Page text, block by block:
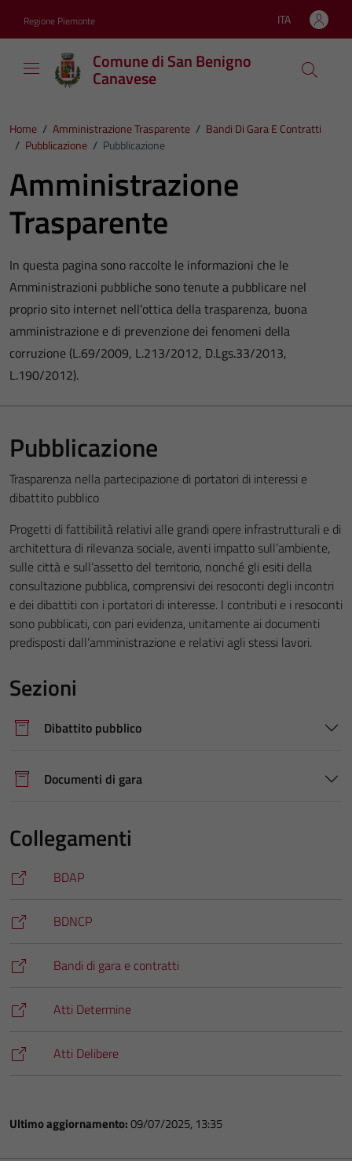
Regione Piemonte Lingua attiva:
ITA
Comune di San Benigno
Canavese
Home / Amministrazione Trasparente / Bandi Di Gara E Contratti
/ Pubblicazione / Pubblicazione
Amministrazione
Trasparente
In questa pagina sono raccolte le informazioni che le
Amministrazioni pubbliche sono tenute a pubblicare nel
proprio sito internet nell’ottica della trasparenza, buona
amministrazione e di prevenzione dei fenomeni della
corruzione (L.69/2009, L.213/2012, D.Lgs.33/2013,
L.190/2012).
Pubblicazione
Trasparenza nella partecipazione di portatori di interessi e
dibattito pubblico
Progetti di fattibilità relativi alle grandi opere infrastrutturali e di
architettura di rilevanza sociale, aventi impatto sull’ambiente,
sulle città e sull’assetto del territorio, nonché gli esiti della
consultazione pubblica, comprensivi dei resoconti degli incontri
e dei dibattiti con i portatori di interesse. I contributi e i resoconti
sono pubblicati, con pari evidenza, unitamente ai documenti
predisposti dall’amministrazione e relativi agli stessi lavori.
Sezioni
Dibattito pubblico
Documenti di gara
Collegamenti
BDAP
BDNCP
Bandi di gara e contratti
Atti Determine
Atti Delibere
Ultimo aggiornamento:09/07/2025, 13:35